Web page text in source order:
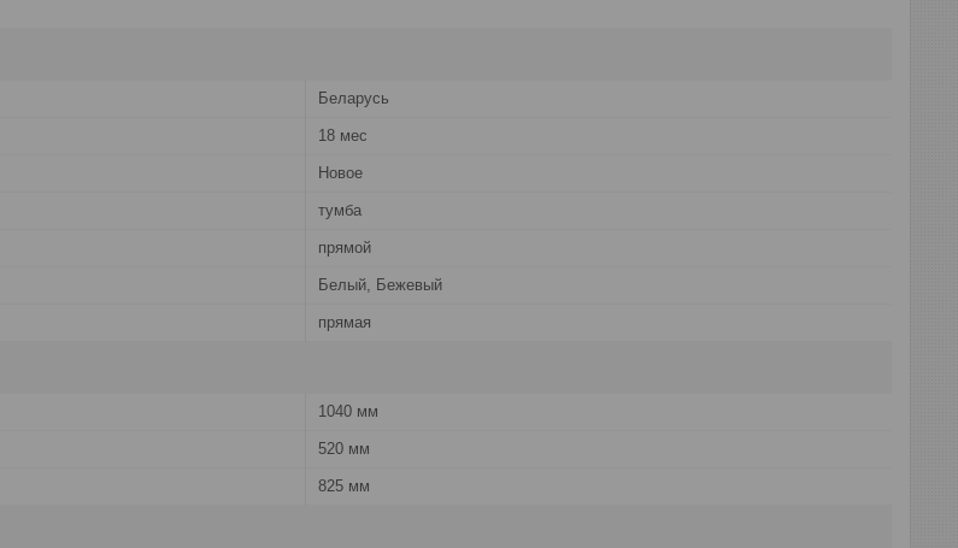
Беларусь
18 мес
Новое
тумба
прямой
Белый, Бежевый
прямая
1040 мм
520 мм
825 мм